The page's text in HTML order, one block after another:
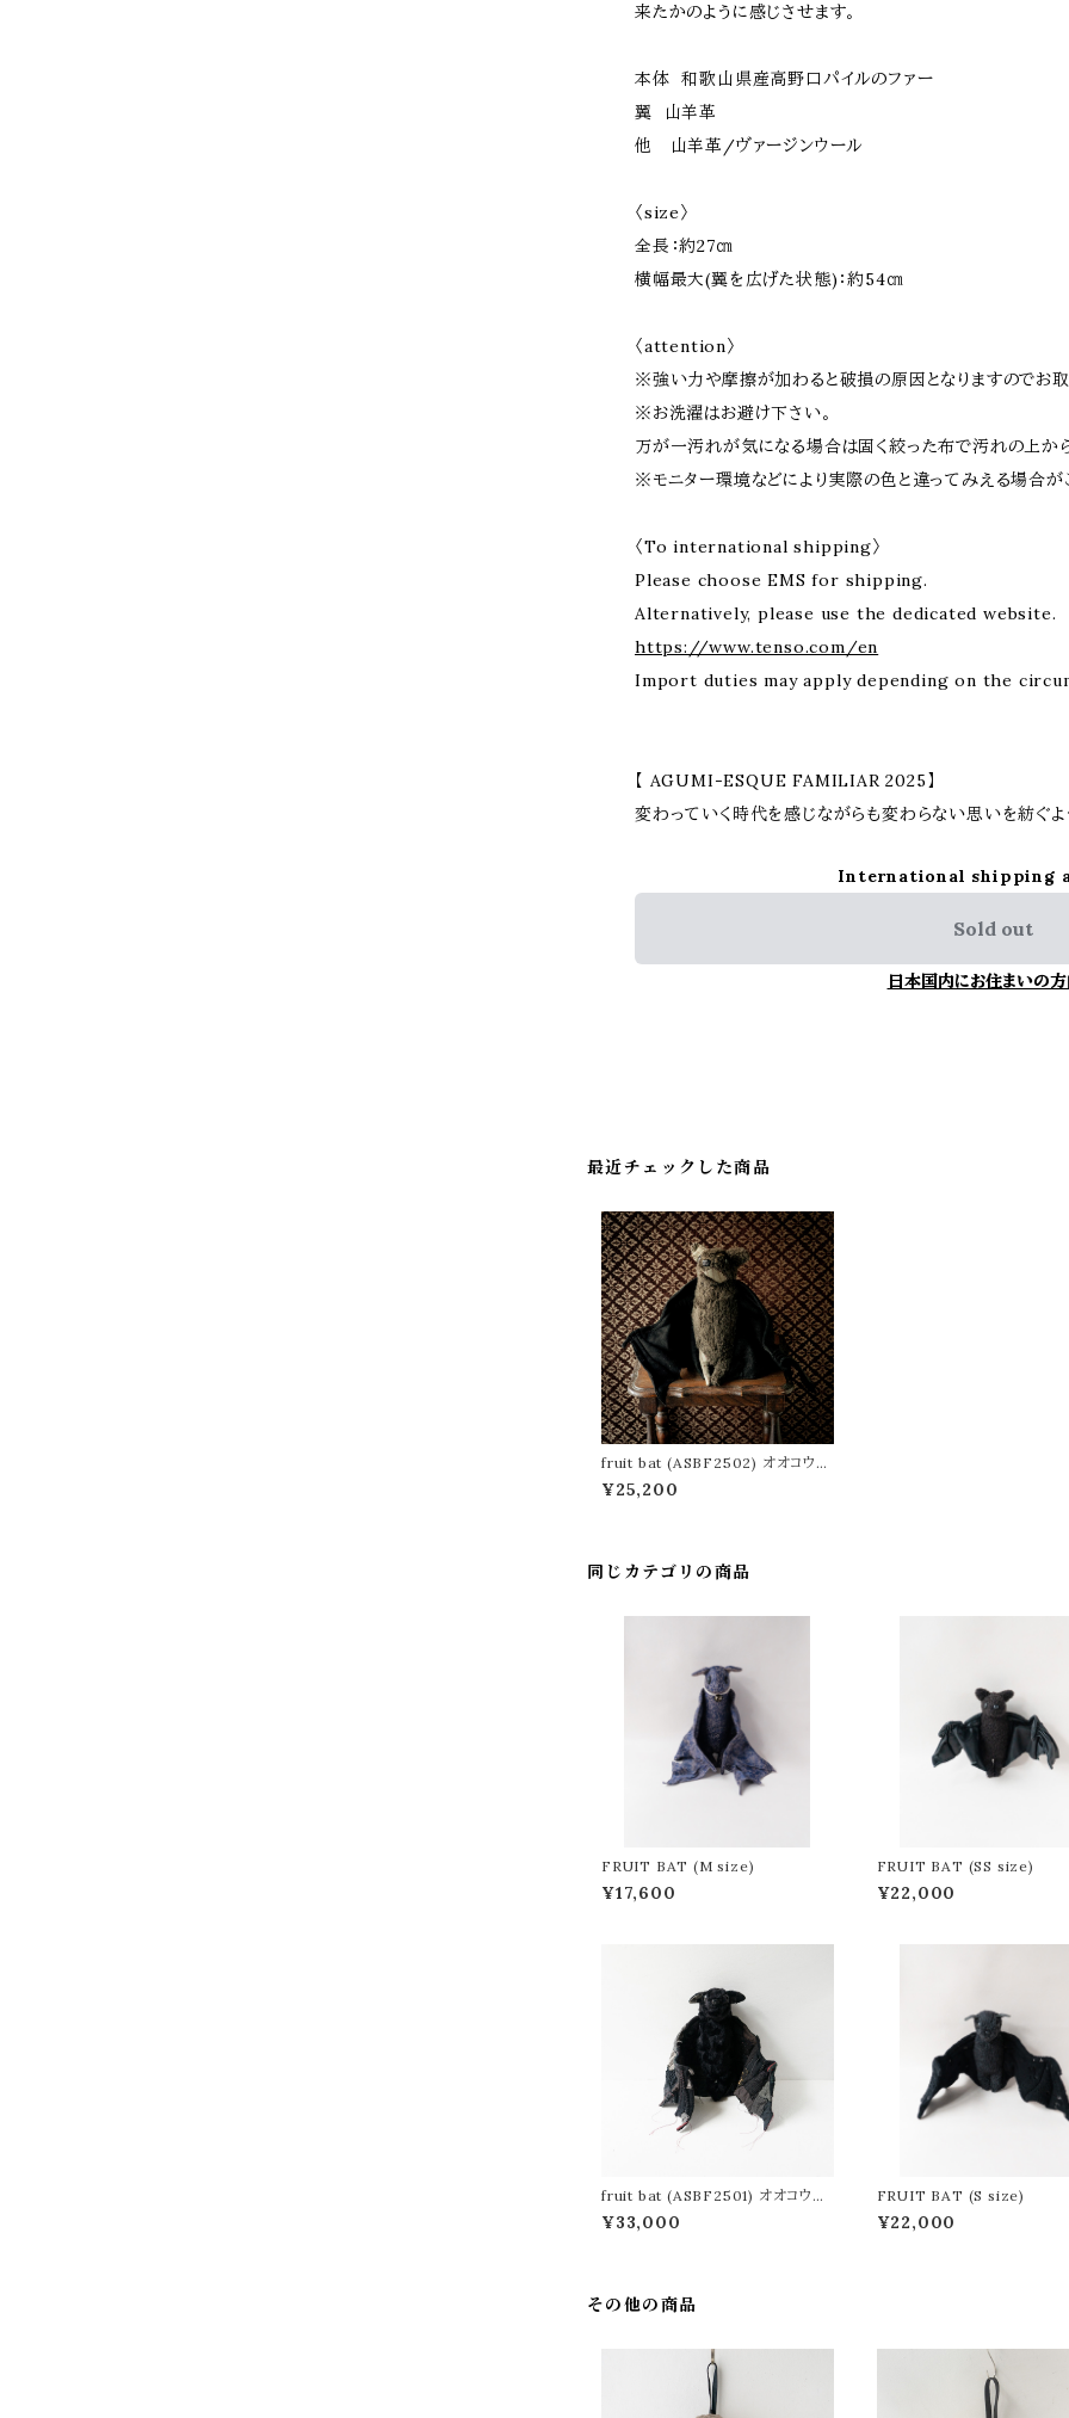
来たかのように感じさせます。
本体 和歌山県産高野口パイルのファー
翼 山羊革
他 山羊革/ヴァージンウール
〈size〉
全長：約27㎝
横幅最大(翼を広げた状態)：約54㎝
〈attention〉
※強い力や摩擦が加わると破損の原因となりますのでお
※お洗濯はお避け下さい。
万が一汚れが気になる場合は固く絞った布で汚れの上か
※モニター環境などにより実際の色と違ってみえる場合が
〈To international shipping〉
Please choose EMS for shipping.
Alternatively, please use the dedicated website.
https://www.tenso.com/en
Import duties may apply depending on the
【 AGUMI-ESQUE FAMILIAR 2025】
変わっていく時代を感じながらも変わらない思いを紡ぐよ
International shipping
Sold out
日本国内にお住まいの
最近チェックした商品
fruit bat (ASBF2502) オオコウモ
リのぬいぐるみ
¥25,200
同じカテゴリの商品
FRUIT BAT (M size)
¥17,600
FRUIT BAT (SS size)
¥22,000
fruit bat (ASBF2501) オオコウモ
リのぬいぐるみ
¥33,000
FRUIT BAT (S size)
¥22,000
その他の商品